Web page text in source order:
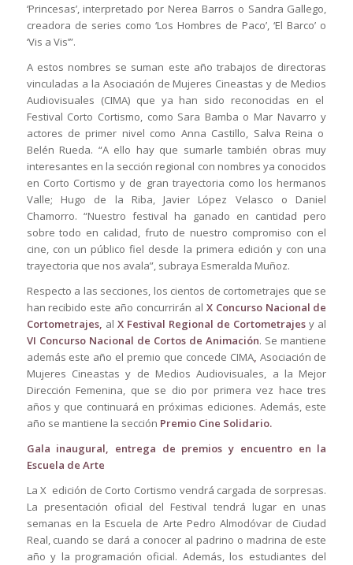
‘Princesas’, interpretado por Nerea Barros o Sandra Gallego,
creadora de series como ‘Los Hombres de Paco’, ‘El Barco’ o
‘Vis a Vis’”.
A estos nombres se suman este año trabajos de directoras
vinculadas a la Asociación de Mujeres Cineastas y de Medios
Audiovisuales (CIMA) que ya han sido reconocidas en el
Festival Corto Cortismo, como Sara Bamba o Mar Navarro y
actores de primer nivel como Anna Castillo, Salva Reina o
Belén Rueda. “A ello hay que sumarle también obras muy
interesantes en la sección regional con nombres ya conocidos
en Corto Cortismo y de gran trayectoria como los hermanos
Valle; Hugo de la Riba, Javier López Velasco o Daniel
Chamorro. “Nuestro festival ha ganado en cantidad pero
sobre todo en calidad, fruto de nuestro compromiso con el
cine, con un público fiel desde la primera edición y con una
trayectoria que nos avala”, subraya Esmeralda Muñoz.
Respecto a las secciones, los cientos de cortometrajes que se
han recibido este año concurrirán al X Concurso Nacional de
Cortometrajes, al X Festival Regional de Cortometrajesy al
VI Concurso Nacional de Cortos de Animación. Se mantiene
además este año el premio que concede CIMA, Asociación de
Mujeres Cineastas y de Medios Audiovisuales, a la Mejor
Dirección Femenina, que se dio por primera vez hace tres
años y que continuará en próximas ediciones. Además, este
año se mantiene la sección Premio Cine Solidario.
Gala inaugural, entrega de premios y encuentro en la
Escuela de Arte
La X edición de Corto Cortismo vendrá cargada de sorpresas.
La presentación oficial del Festival tendrá lugar en unas
semanas en la Escuela de Arte Pedro Almodóvar de Ciudad
Real, cuando se dará a conocer al padrino o madrina de este
año y la programación oficial. Además, los estudiantes del